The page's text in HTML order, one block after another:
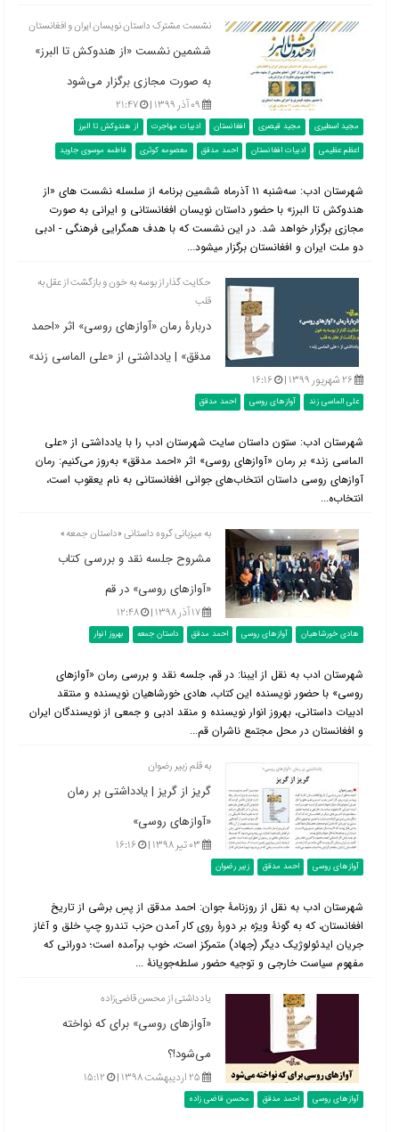
نشست مشترک داستان نویسان ایران و افغانستان
ششمین نشست «از هندوکش تا البرز»
به صورت مجازی برگزار می‌شود
۰۹ آذر ۱۳۹۹ | ۲۱:۴۷
مجید اسطیری مجید قیصری افغانستان ادبیات مهاجرت
از هندوکش تا البرز
اعظم عظیمی
ادبیات افغانستان احمد مدقق معصومه کوثری فاطمه موسوی جاوید
شهرستان ادب: سه‌شنبه ۱۱ آذر‌ماه ششمین برنامه از سلسله نشست های «از
هندوکش تا البرز» با حضور داستان نویسان افغانستانی و ایرانی به صورت
مجازی برگزار خواهد شد. در این نشست که با هدف همگرایی فرهنگی - ادبی
دو ملت ایران و افغانستان برگزار میشود...
حکایت گذار از بوسه به خون و بازگشت از عقل به
قلب
دربارۀ رمان «آوازهای روسی» اثر «احمد
مدقق» | یادداشتی از «علی الماسی زند»
۲۶ شهریور ۱۳۹۹ | ۱۶:۱۶
علی الماسی زند آوازهای روسی احمد مدقق
شهرستان ادب: ستون داستان سایت شهرستان ادب را با یادداشتی از «علی
الماسی زند» بر رمان «آوازهای روسی» اثر «احمد مدقق» به‌روز می‌کنیم: رمان
آوازهای روسی داستان انتخاب‌های جوانی افغانستانی به نام یعقوب است،
انتخاب‌ه...
به میزبانی گروه داستانی «داستان جمعه»
مشروح جلسه نقد و بررسی کتاب
«آوازهای روسی» در قم
۱۷ آذر ۱۳۹۸ | ۱۲:۴۸
هادی خورشاهیان آوازهای روسی احمد مدقق داستان جمعه بهروز انوار
شهرستان ادب به نقل از ایبنا: در قم، جلسه نقد و بررسی رمان «آوازهای
روسی» با حضور نویسنده این کتاب، هادی خورشاهیان نویسنده و منتقد
ادبیات داستانی، بهروز انوار نویسنده و منقد ادبی و جمعی از نویسندگان ایران
و افغانستان در محل مجتمع ناشران قم...
به قلم زبیر رضوان
گریز از گریز | یادداشتی بر رمان
«آوازهای روسی»
۰۳ تیر ۱۳۹۸ | ۱۶:۱۶
آوازهای روسی احمد مدقق زبیر رضوان
شهرستان ادب به نقل از روزنامۀ جوان: احمد مدقق از پسِ برشی از تاریخ
افغانستان، که به گونۀ‌ ویژه بر دورۀ روی کار آمدن حزب تندرو چپ خلق و آغاز
جریان ایدئولوژیک دیگر (جهاد) متمرکز است، خوب برآمده است؛ دورانی که
مفهوم سیاست خارجی و توجیه حضور سلطه‌جویانۀ ...
یادداشتی از محسن قاضی‌زاده
«آوازهای روسی» برای که نواخته
می‌شود!؟
۲۵ اردیبهشت ۱۳۹۸ | ۱۵:۱۲
آوازهای روسی احمد مدقق محسن قاضی زاده